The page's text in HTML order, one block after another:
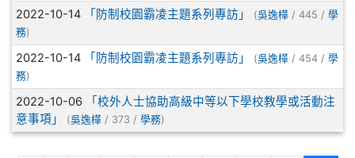
2022-10-14 「防制校園霸凌主題系列專訪」 (吳逸樺 / 445 / 學
務)
2022-10-14 「防制校園霸凌主題系列專訪」 (吳逸樺 / 454 / 學
務)
2022-10-06
「校外人士協助高級中等以下學校教學或活動注
意事項」
(吳逸樺 / 373 / 學務)